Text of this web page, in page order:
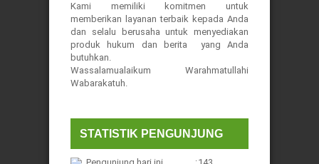
Kami memiliki komitmen untuk
memberikan layanan terbaik kepada Anda
dan selalu berusaha untuk menyediakan
produk hukum dan berita yang Anda
butuhkan.
Wassalamualaikum Warahmatullahi
Wabarakatuh.
STATISTIK PENGUNJUNG